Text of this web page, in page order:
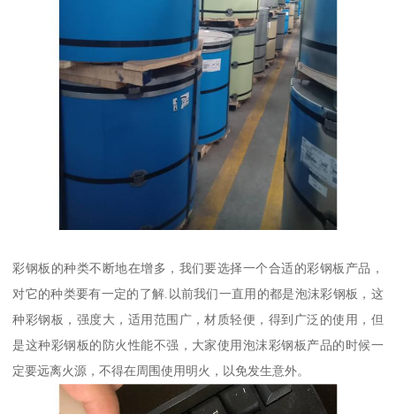
彩钢板的种类不断地在增多，我们要选择一个合适的彩钢板产品，
对它的种类要有一定的了解.以前我们一直用的都是泡沫彩钢板，这
种彩钢板，强度大，适用范围广，材质轻便，得到广泛的使用，但
是这种彩钢板的防火性能不强，大家使用泡沫彩钢板产品的时候一
定要远离火源，不得在周围使用明火，以免发生意外。